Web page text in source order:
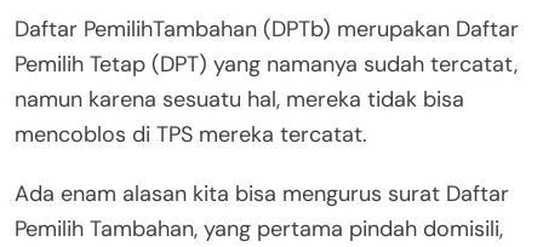
Daftar PemilihTambahan (DPTb) merupakan Daftar
Pemilih Tetap (DPT) yang namanya sudah tercatat,
namun karena sesuatu hal, mereka tidak bisa
mencoblos di TPS mereka tercatat.
Ada enam alasan kita bisa mengurus surat Daftar
Pemilih Tambahan, yang pertama pindah domisili,